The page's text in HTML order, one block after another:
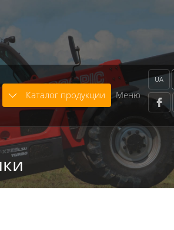
includes/modules/
Каталог продукции Меню
UA